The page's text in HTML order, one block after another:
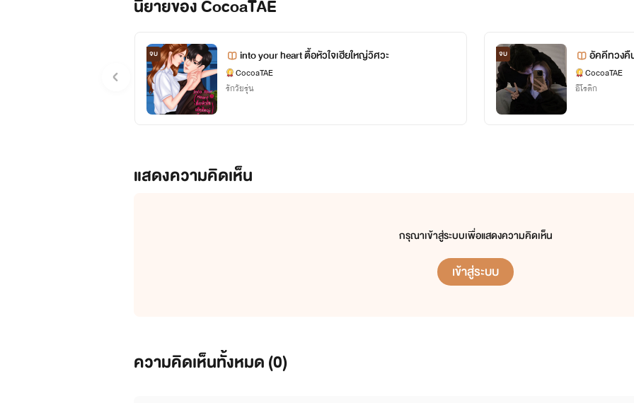
นิยายของ CocoaTAE
จบ into your heart ตื้อหัวใจเฮียใหญ่วิศวะ
CocoaTAE
รักวัยรุ่น
จบ อัคคีทวงคื
CocoaTAE
อีโรติก
แสดงความคิดเห็น
กรุณาเข้าสู่ระบบเพื่อแสดงความคิดเห็น
เข้าสู่ระบบ
ความคิดเห็นทั้งหมด (0)